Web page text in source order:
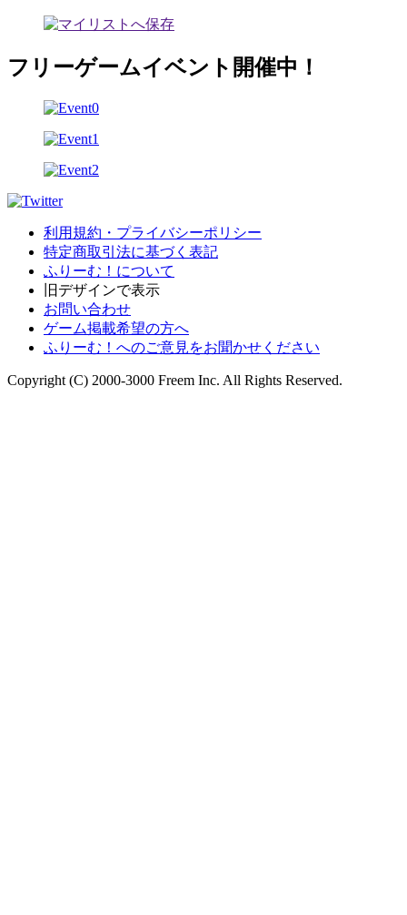
フリーゲームイベント開催中！
利用規約・プライバシーポリシー
特定商取引法に基づく表記
ふりーむ！について
旧デザインで表示
お問い合わせ
ゲーム掲載希望の方へ
ふりーむ！へのご意見をお聞かせください
Copyright (C) 2000-3000 Freem Inc. All Rights Reserved.